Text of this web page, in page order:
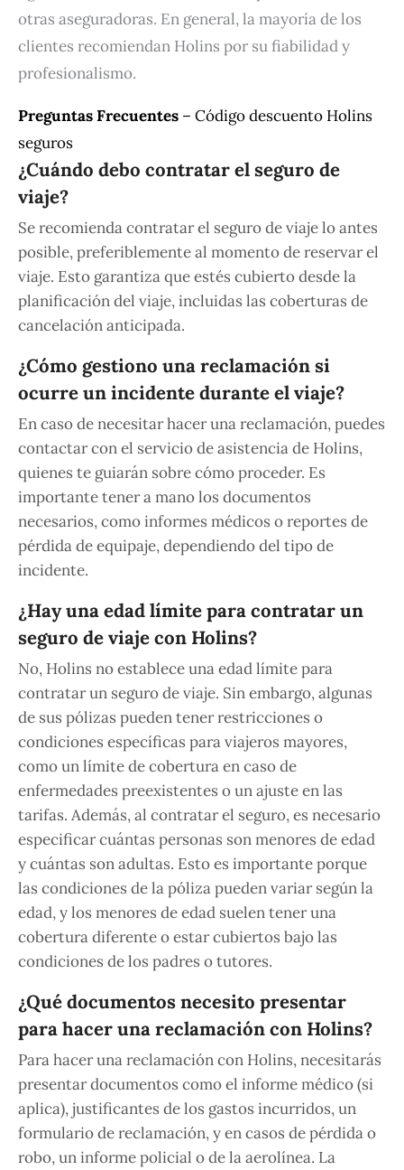
otras aseguradoras. En general, la mayoría de los
clientes recomiendan Holins por su fiabilidad y
profesionalismo.
Preguntas Frecuentes – Código descuento Holins
seguros
¿Cuándo debo contratar el seguro de
viaje?
Se recomienda contratar el seguro de viaje lo antes
posible, preferiblemente al momento de reservar el
viaje. Esto garantiza que estés cubierto desde la
planificación del viaje, incluidas las coberturas de
cancelación anticipada.
¿Cómo gestiono una reclamación si
ocurre un incidente durante el viaje?
En caso de necesitar hacer una reclamación, puedes
contactar con el servicio de asistencia de Holins,
quienes te guiarán sobre cómo proceder. Es
importante tener a mano los documentos
necesarios, como informes médicos o reportes de
pérdida de equipaje, dependiendo del tipo de
incidente.
¿Hay una edad límite para contratar un
seguro de viaje con Holins?
No, Holins no establece una edad límite para
contratar un seguro de viaje. Sin embargo, algunas
de sus pólizas pueden tener restricciones o
condiciones específicas para viajeros mayores,
como un límite de cobertura en caso de
enfermedades preexistentes o un ajuste en las
tarifas. Además, al contratar el seguro, es necesario
especificar cuántas personas son menores de edad
y cuántas son adultas. Esto es importante porque
las condiciones de la póliza pueden variar según la
edad, y los menores de edad suelen tener una
cobertura diferente o estar cubiertos bajo las
condiciones de los padres o tutores.
¿Qué documentos necesito presentar
para hacer una reclamación con Holins?
Para hacer una reclamación con Holins, necesitarás
presentar documentos como el informe médico (si
aplica), justificantes de los gastos incurridos, un
formulario de reclamación, y en casos de pérdida o
robo, un informe policial o de la aerolínea. La